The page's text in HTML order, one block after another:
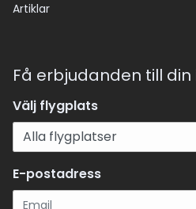
Artiklar
Få erbjudanden till din
Välj flygplats
E-postadress